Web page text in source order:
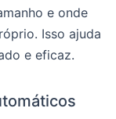
e onde
Isso ajuda
e eficaz.